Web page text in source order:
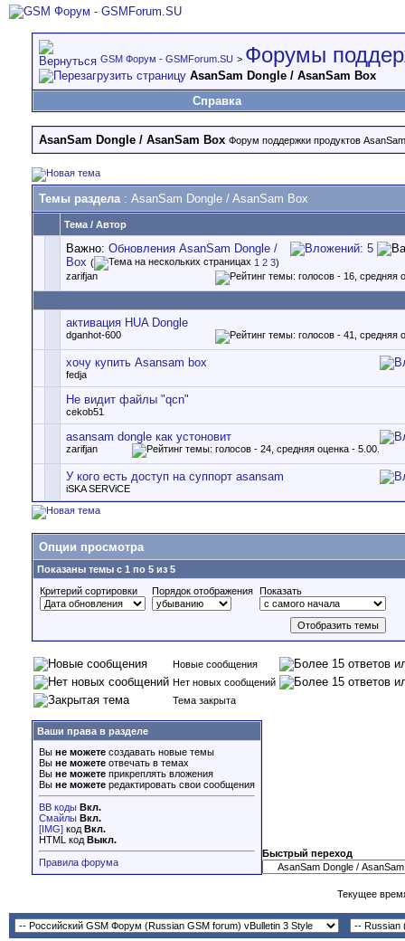
GSM Форум - GSMForum.SU > Форумы
AsanSam Dongle / AsanSam Box
Справка
AsanSam Dongle / AsanSam Box Форум поддержки продуктов
Темы раздела: AsanSam Dongle / AsanSam Box
Тема / Автор
Важно: Обновления AsanSam Dongle /
Box ( 1 2 3)
zarifjan
активация HUA Dongle
dganhot-600
хочу купить Asansam box
fedja
Не видит файлы "qcn"
cekob51
asansam dongle как устоновит
zarifjan
У кого есть доступ на суппорт asansam
iSKA SERViCE
Опции просмотра
Показаны темы с 1 по 5 из 5
Критерий сортировки
Порядок отображения Показать
Новые сообщения
Нет новых сообщений
Тема закрыта
Ваши права в разделе
Вы не можете создавать новые темы
Вы не можете отвечать в темах
Вы не можете прикреплять вложения
Вы не можете редактировать свои сообщения
BB коды Вкл.
Смайлы Вкл.
[IMG] код Вкл.
HTML код Выкл.
Правила форума
Быстрый переход
Текущее